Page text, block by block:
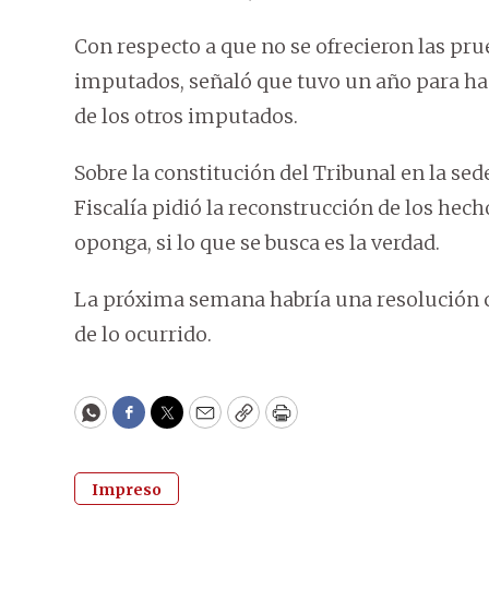
Con respecto a que no se ofrecieron las
imputados, señaló que tuvo un año para
de los otros imputados.
Sobre la constitución del Tribunal en la
Fiscalía pidió la reconstrucción de los
oponga, si lo que se busca es la verdad.
La próxima semana habría una resolución
de lo ocurrido.
WhatsApp
Facebook
Twitter
EmailCopyPrint
Impreso